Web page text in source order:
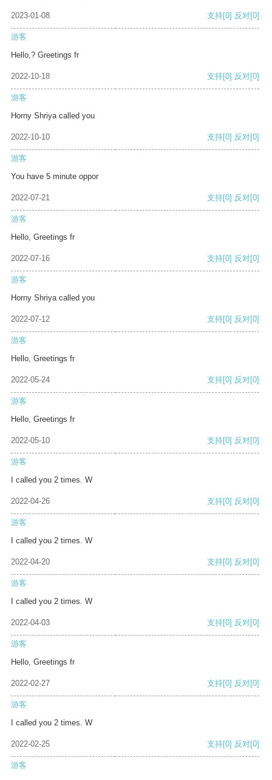
2023-01-08 支持[0] 反对[0]
游客
Hello,? Greetings fr
2022-10-18 支持[0] 反对[0]
游客
Horny Shriya called you
2022-10-10 支持[0] 反对[0]
游客
You have 5 minute oppor
2022-07-21 支持[0] 反对[0]
游客
Hello, Greetings fr
2022-07-16 支持[0] 反对[0]
游客
Horny Shriya called you
2022-07-12 支持[0] 反对[0]
游客
Hello, Greetings fr
2022-05-24 支持[0] 反对[0]
游客
Hello, Greetings fr
2022-05-10 支持[0] 反对[0]
游客
I called you 2 times. W
2022-04-26 支持[0] 反对[0]
游客
I called you 2 times. W
2022-04-20 支持[0] 反对[0]
游客
I called you 2 times. W
2022-04-03 支持[0] 反对[0]
游客
Hello, Greetings fr
2022-02-27 支持[0] 反对[0]
游客
I called you 2 times. W
2022-02-25 支持[0] 反对[0]
游客